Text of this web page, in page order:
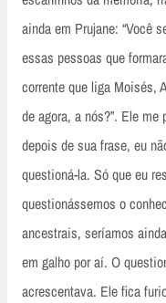
ainda em Prujane: “Você
essas pessoas que
corrente que liga Moisés,
de agora, a nós?”. Ele
depois de sua frase, eu
questioná-la. Só que eu
questionássemos o
ancestrais, seríamos
em galho por aí. O
acrescentava. Ele fica